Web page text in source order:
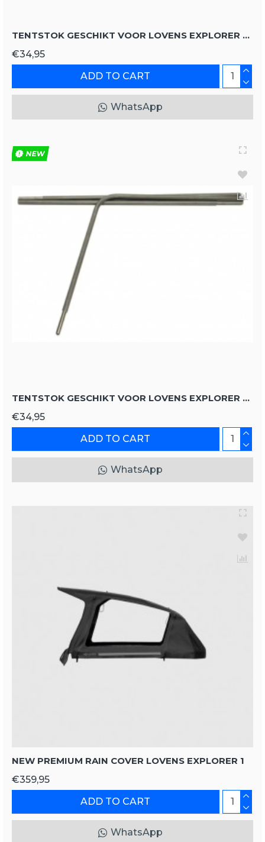
TENTSTOK GESCHIKT VOOR LOVENS EXPLORER 1 PREMIUM
€34,95
ADD TO CART
WhatsApp
NEW
TENTSTOK GESCHIKT VOOR LOVENS EXPLORER 1 BASIC
€34,95
ADD TO CART
WhatsApp
NEW PREMIUM RAIN COVER LOVENS EXPLORER 1
€359,95
ADD TO CART
WhatsApp